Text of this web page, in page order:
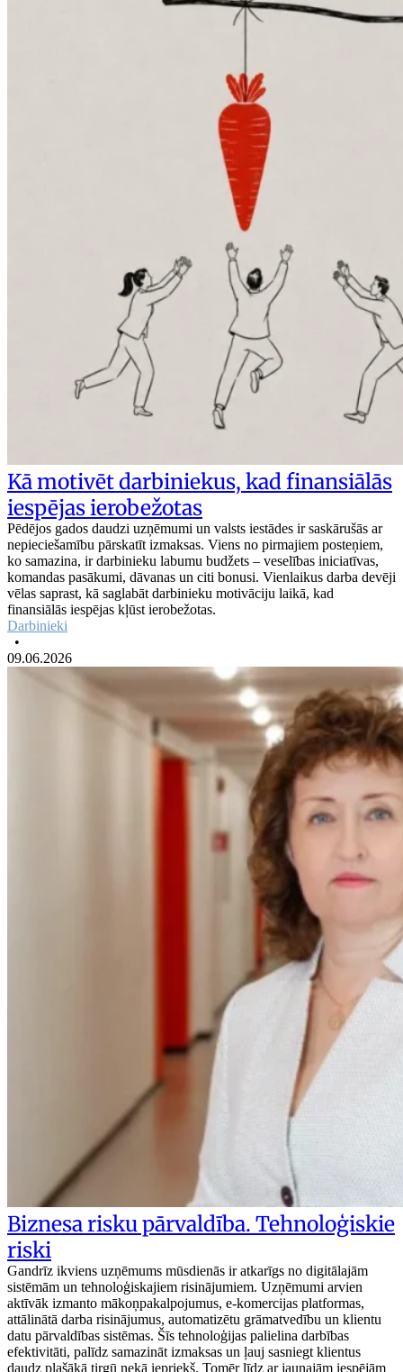
Kā motivēt darbiniekus, kad finansiālās
iespējas ierobežotas
Pēdējos gados daudzi uzņēmumi un valsts iestādes ir saskārušās ar
nepieciešamību pārskatīt izmaksas. Viens no pirmajiem posteņiem,
ko samazina, ir darbinieku labumu budžets – veselības iniciatīvas,
komandas pasākumi, dāvanas un citi bonusi. Vienlaikus darba devēji
vēlas saprast, kā saglabāt darbinieku motivāciju laikā, kad
finansiālās iespējas kļūst ierobežotas.
Darbinieki
•
09.06.2026
Biznesa risku pārvaldība. Tehnoloģiskie
riski
Gandrīz ikviens uzņēmums mūsdienās ir atkarīgs no digitālajām
sistēmām un tehnoloģiskajiem risinājumiem. Uzņēmumi arvien
aktīvāk izmanto mākoņpakalpojumus, e-komercijas platformas,
attālinātā darba risinājumus, automatizētu grāmatvedību un klientu
datu pārvaldības sistēmas. Šīs tehnoloģijas palielina darbības
efektivitāti, palīdz samazināt izmaksas un ļauj sasniegt klientus
daudz plašākā tirgū nekā iepriekš. Tomēr līdz ar jaunajām iespējām